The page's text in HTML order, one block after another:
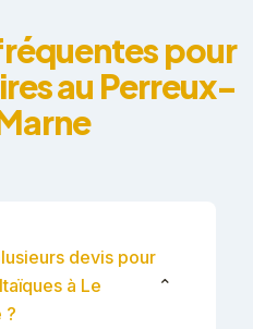
pour
au Perreux-
devis pour
à Le
?
⌄